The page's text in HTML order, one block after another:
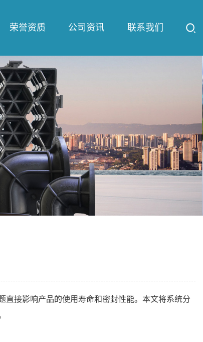
荣誉资质 公司资讯 联系我们
接影响产品的使用寿命和密封性能。本文将系统分